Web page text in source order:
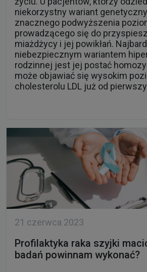
prowadzącego się do
miażdżycy i jej powikłań.
niebezpiecznym wariantem
rodzinnej jest jej postać
może objawiać się wysokim
cholesterolu LDL już od
21 czerwca 2023
Profilaktyka raka szyjki
badań powinnam wykonać?
Pytanie zawarte w tytule
ust kobiet w stronę lekarza lub